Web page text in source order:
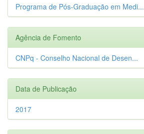
Programa de Pós-Graduação em Medi...
Agência de Fomento
CNPq - Conselho Nacional de Desen...
Data de Publicação
2017